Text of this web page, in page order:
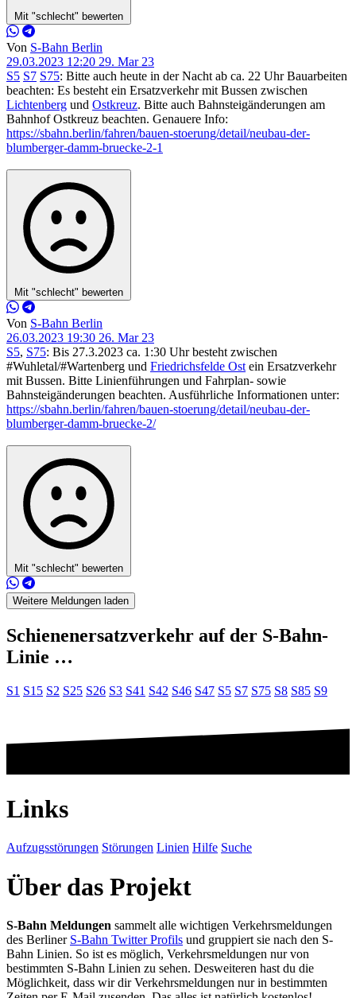
Mit "schlecht" bewerten
Von S-Bahn Berlin
29.03.2023 12:20 29. Mar 23
S5 S7 S75: Bitte auch heute in der Nacht ab ca. 22 Uhr Bauarbeiten
beachten: Es besteht ein Ersatzverkehr mit Bussen zwischen
Lichtenberg und Ostkreuz. Bitte auch Bahnsteigänderungen am
Bahnhof Ostkreuz beachten. Genauere Info:
https://sbahn.berlin/fahren/bauen-stoerung/detail/neubau-der-
blumberger-damm-bruecke-2-1
Mit "schlecht" bewerten
Von S-Bahn Berlin
26.03.2023 19:30 26. Mar 23
S5, S75: Bis 27.3.2023 ca. 1:30 Uhr besteht zwischen
#Wuhletal/#Wartenberg und Friedrichsfelde Ost ein Ersatzverkehr
mit Bussen. Bitte Linienführungen und Fahrplan- sowie
Bahnsteigänderungen beachten. Ausführliche Informationen unter:
https://sbahn.berlin/fahren/bauen-stoerung/detail/neubau-der-
blumberger-damm-bruecke-2/
Mit "schlecht" bewerten
Weitere Meldungen laden
Schienenersatzverkehr auf der S-Bahn-
Linie …
S1 S15 S2 S25 S26 S3 S41 S42 S46 S47 S5 S7 S75 S8 S85 S9
Links
Aufzugsstörungen Störungen Linien Hilfe Suche
Über das Projekt
S-Bahn Meldungen sammelt alle wichtigen Verkehrsmeldungen
des Berliner S-Bahn Twitter Profils und gruppiert sie nach den S-
Bahn Linien. So ist es möglich, Verkehrsmeldungen nur von
bestimmten S-Bahn Linien zu sehen. Desweiteren hast du die
Möglichkeit, dass wir dir Verkehrsmeldungen nur in bestimmten